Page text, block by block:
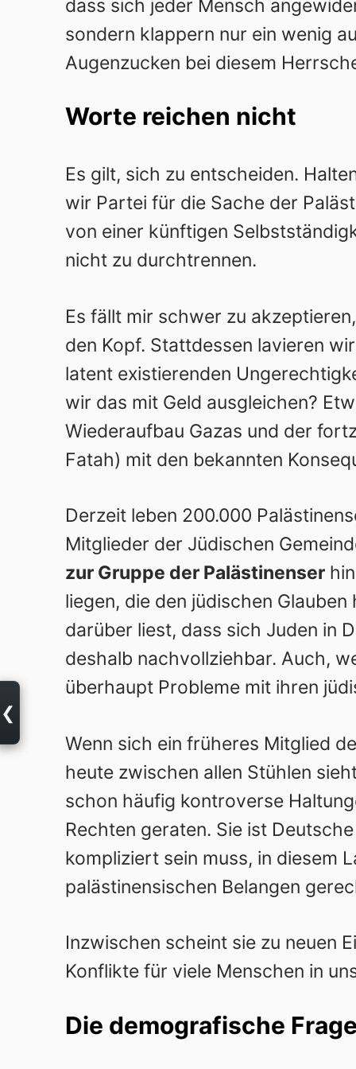
dass sich jeder Mensch
sondern klappern nur ein wenig
Augenzucken bei diesem
Worte reichen nicht
Es gilt, sich zu entscheiden.
wir Partei für die Sache der
von einer künftigen
nicht zu durchtrennen.
Es fällt mir schwer zu
den Kopf. Stattdessen lavieren
latent existierenden
wir das mit Geld ausgleichen?
Wiederaufbau Gazas und der
Fatah) mit den bekannten
Derzeit leben 200.000
Mitglieder der Jüdischen
zur Gruppe der Palästinenser
liegen, die den jüdischen
darüber liest, dass sich Juden in
deshalb nachvollziehbar. Auch,
überhaupt Probleme mit ihren
Wenn sich ein früheres Mitglied
heute zwischen allen Stühlen
schon häufig kontroverse
Rechten geraten. Sie ist
kompliziert sein muss, in diesem
palästinensischen Belangen
Inzwischen scheint sie zu neuen
Konflikte für viele Menschen in
Die demografische
❮